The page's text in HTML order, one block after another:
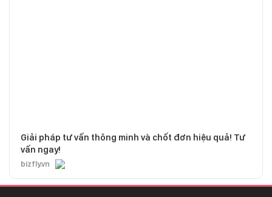
Giải pháp tư vấn thông minh và chốt đơn hiệu quả! Tư
vấn ngay!
bizfly.vn